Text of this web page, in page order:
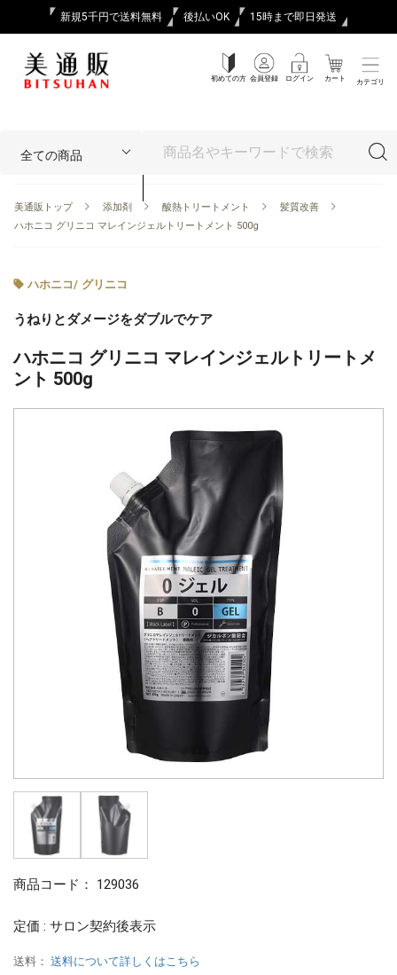
新規5千円で送料無料 後払いOK 15時まで即日発送
初めての方 会員登録 ログイン カート カテゴリ
美通販トップ 添加剤 酸熱トリートメント
髪質改善
ハホニコ グリニコ マレインジェルトリートメント 500g
ハホニコ/ グリニコ
うねりとダメージをダブルでケア
ハホニコ グリニコ マレインジェルトリートメ
ント 500g
商品コード： 129036
定価 : サロン契約後表示
送料： 送料について詳しくはこちら